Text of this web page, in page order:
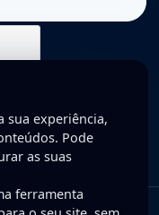
sua experiência,
Pode
as suas
ferramenta